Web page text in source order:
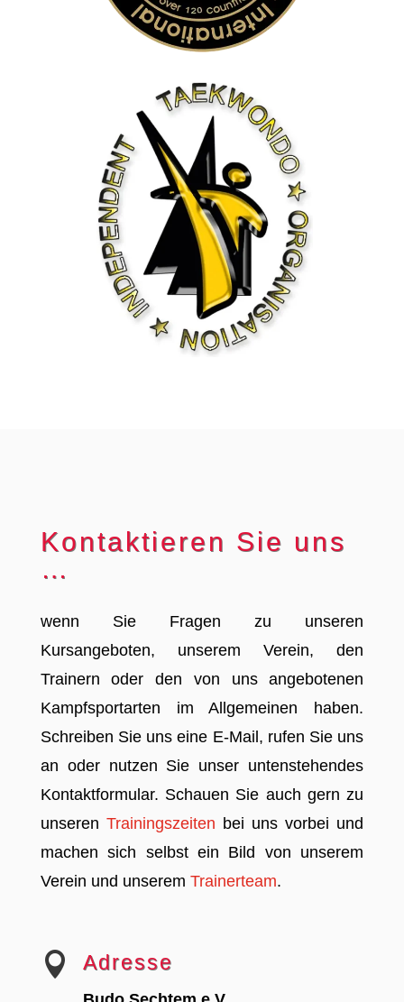
Kontaktieren Sie uns
…
wenn Sie Fragen zu unseren
Kursangeboten, unserem Verein, den
Trainern oder den von uns angebotenen
Kampfsportarten im Allgemeinen haben.
Schreiben Sie uns eine E-Mail, rufen Sie uns
an oder nutzen Sie unser untenstehendes
Kontaktformular. Schauen Sie auch gern zu
unseren Trainingszeiten bei uns vorbei und
machen sich selbst ein Bild von unserem
Verein und unserem Trainerteam.
 Adresse